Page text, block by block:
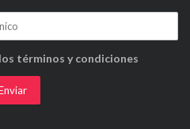
términos y condiciones